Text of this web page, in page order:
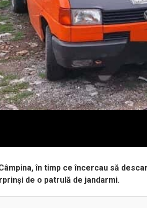
în timp ce încercau să
de o patrulă de jandarmi.